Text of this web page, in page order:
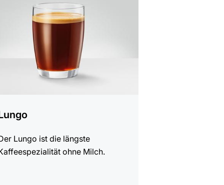
Lungo ist die längste
ohne Milch.